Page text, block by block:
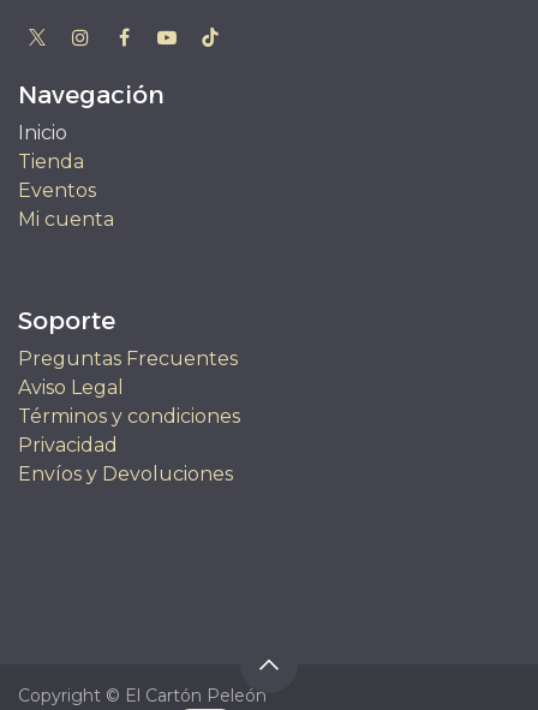
Navegación
Inicio
Tienda
Eventos
Mi cuenta
Soporte
Preguntas Frecuentes
Aviso Legal
Términos y condiciones
Privacidad
Envíos y Devoluciones
Copyright © El Cartón Peleón